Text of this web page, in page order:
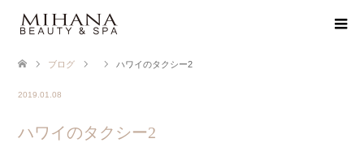
ブログ ハワイのタクシー2
2019.01.08
ハワイのタクシー2